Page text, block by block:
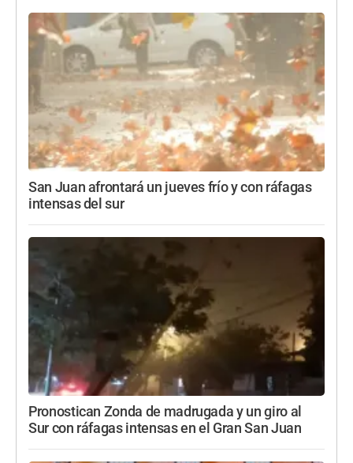
San Juan afrontará un jueves frío y con ráfagas
intensas del sur
Pronostican Zonda de madrugada y un giro al
Sur con ráfagas intensas en el Gran San Juan